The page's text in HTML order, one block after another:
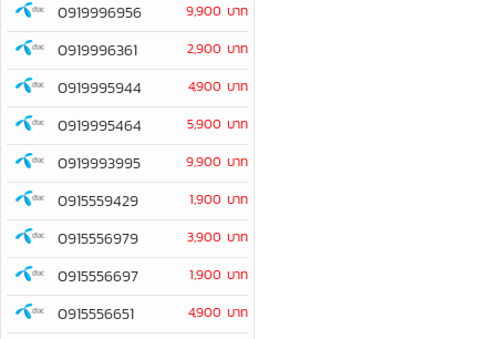
0919996956 9,900 บาท
0919996361 2,900 บาท
0919995944 4,900 บาท
0919995464 5,900 บาท
0919993995 9,900 บาท
0915559429 1,900 บาท
0915556979 3,900 บาท
0915556697 1,900 บาท
0915556651 4,900 บาท